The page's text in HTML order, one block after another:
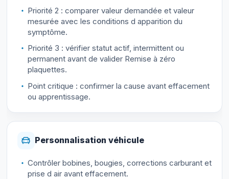
Priorité 2 : comparer valeur demandée et valeur
mesurée avec les conditions d apparition du
symptôme.
Priorité 3 : vérifier statut actif, intermittent ou
permanent avant de valider Remise à zéro
plaquettes.
Point critique : confirmer la cause avant effacement
ou apprentissage.
Personnalisation véhicule
Contrôler bobines, bougies, corrections carburant et
prise d air avant effacement.